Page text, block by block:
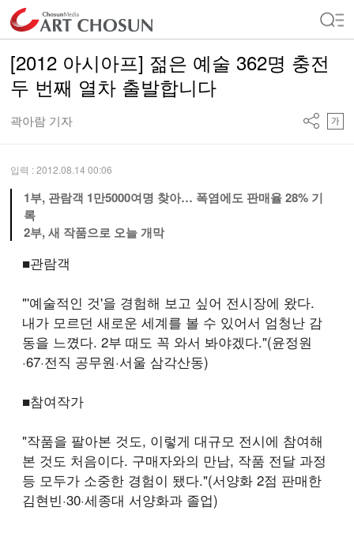
[2012 아시아프] 젊은 예술 362명 충전
두 번째 열차 출발합니다
곽아람 기자
입력 : 2012.08.14 00:06
1부, 관람객 1만5000여명 찾아… 폭염에도 판매율 28% 기
록
2부, 새 작품으로 오늘 개막
■관람객
"'예술적인 것'을 경험해 보고 싶어 전시장에 왔다.
내가 모르던 새로운 세계를 볼 수 있어서 엄청난 감
동을 느꼈다. 2부 때도 꼭 와서 봐야겠다."(윤정원
·67·전직 공무원·서울 삼각산동)
■참여작가
"작품을 팔아본 것도, 이렇게 대규모 전시에 참여해
본 것도 처음이다. 구매자와의 만남, 작품 전달 과정
등 모두가 소중한 경험이 됐다."(서양화 2점 판매한
김현빈·30·세종대 서양화과 졸업)